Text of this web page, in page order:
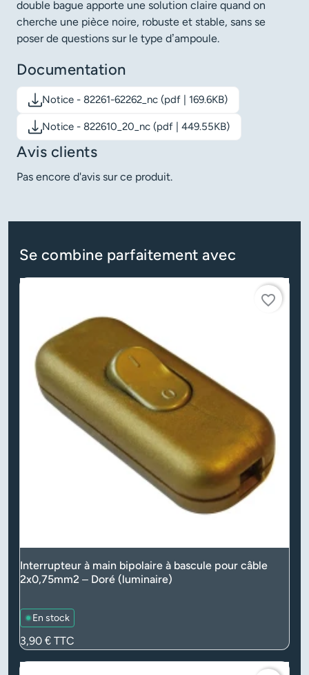
double bague apporte une solution claire quand on
cherche une pièce noire, robuste et stable, sans se
poser de questions sur le type d’ampoule.
Documentation
Notice - 82261-62262_nc (pdf | 169.6KB)
Télécharger le document: Notice - 82261-62262_nc
Notice - 822610_20_nc (pdf | 449.55KB)
Télécharger le document: Notice - 822610_20_nc
Avis clients
Pas encore d'avis sur ce produit.
Se combine parfaitement avec
favorite_border
Interrupteur à main bipolaire à bascule pour câble
2x0,75mm2 – Doré (luminaire)
En stock
Prix
3,90 € TTC